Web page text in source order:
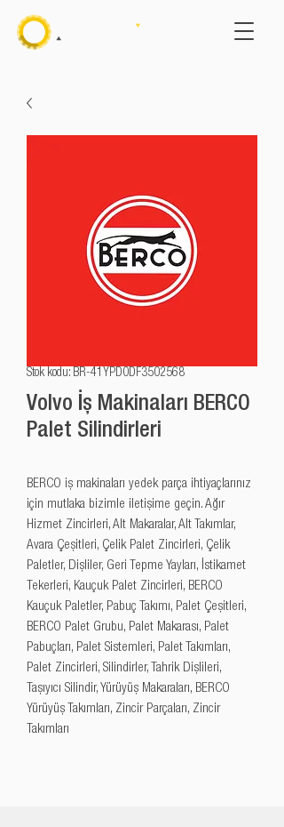
Stok kodu: BR-41YPD0DF3502568
Volvo İş Makinaları BERCO
Palet Silindirleri
BERCO iş makinaları yedek parça ihtiyaçlarınız
için mutlaka bizimle iletişime geçin. Ağır
Hizmet Zincirleri, Alt Makaralar, Alt Takımlar,
Avara Çeşitleri, Çelik Palet Zincirleri, Çelik
Paletler, Dişliler, Geri Tepme Yayları, İstikamet
Tekerleri, Kauçuk Palet Zincirleri, BERCO
Kauçuk Paletler, Pabuç Takımı, Palet Çeşitleri,
BERCO Palet Grubu, Palet Makarası, Palet
Pabuçları, Palet Sistemleri, Palet Takımları,
Palet Zincirleri, Silindirler, Tahrik Dişlileri,
Taşıyıcı Silindir, Yürüyüş Makaraları, BERCO
Yürüyüş Takımları, Zincir Parçaları, Zincir
Takımları